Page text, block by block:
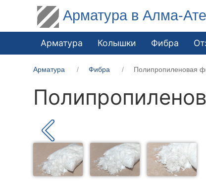
Арматура в Алма-Ате
Арматура Колышки Фибра
Арматура Фибра Полипропиленовая